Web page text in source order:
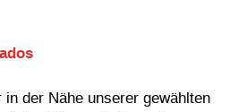
in der Nähe unserer gewählten